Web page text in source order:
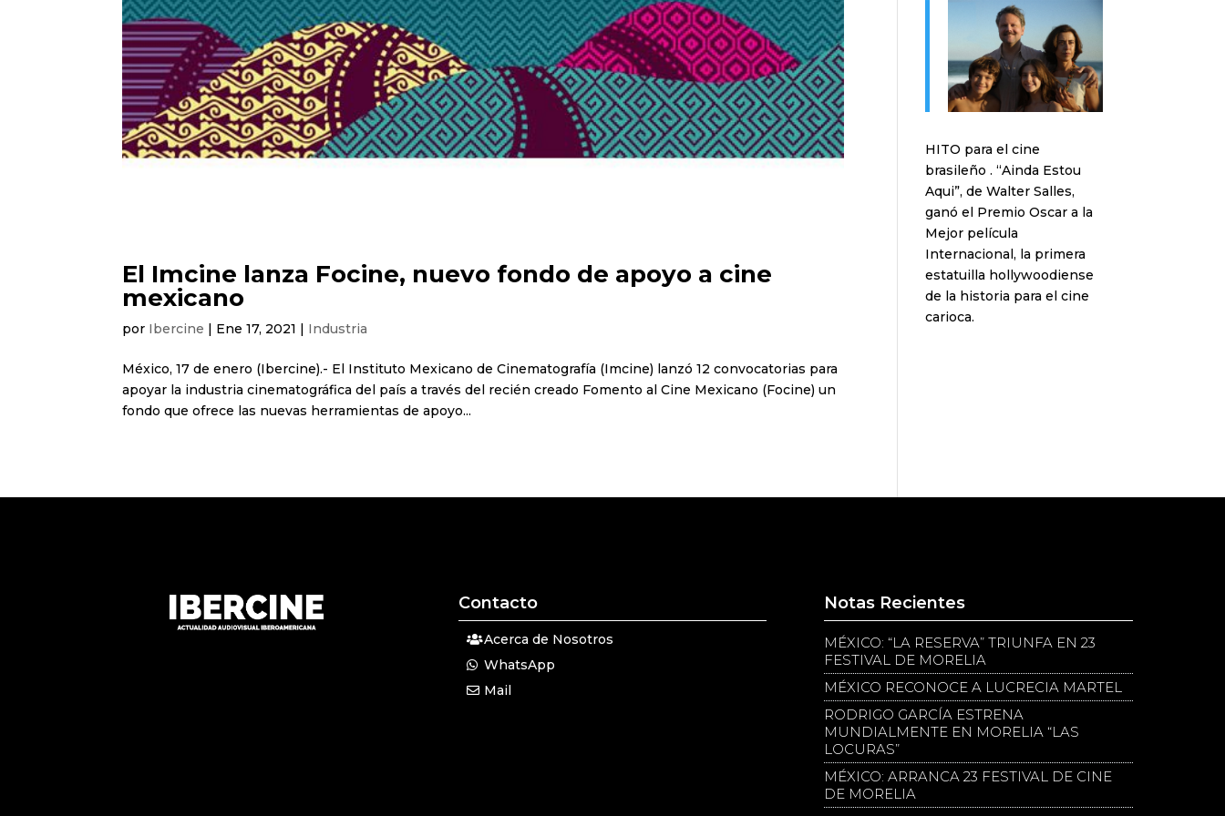
El Imcine lanza Focine, nuevo fondo de apoyo a cine
mexicano
por Ibercine | Ene 17, 2021 | Industria
México, 17 de enero (Ibercine).- El Instituto Mexicano de Cinematografía (Imcine) lanzó 12 convocatorias para
apoyar la industria cinematográfica del país a través del recién creado Fomento al Cine Mexicano (Focine) un
fondo que ofrece las nuevas herramientas de apoyo...
HITO para el cine
brasileño . “Ainda Estou
Aqui”, de Walter Salles,
ganó el Premio Oscar a la
Mejor película
Internacional, la primera
estatuilla hollywoodiense
de la historia para el cine
carioca.
Contacto
Acerca de Nosotros
WhatsApp
Mail
Notas Recientes
MÉXICO: “LA RESERVA” TRIUNFA EN 23
FESTIVAL DE MORELIA
MÉXICO RECONOCE A LUCRECIA MARTEL
RODRIGO GARCÍA ESTRENA
MUNDIALMENTE EN MORELIA “LAS
LOCURAS”
MÉXICO: ARRANCA 23 FESTIVAL DE CINE
DE MORELIA